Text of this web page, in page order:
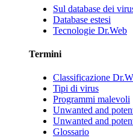
Sul database dei
Database estesi
Tecnologie Dr.Web
Termini
Classificazione
Tipi di virus
Programmi malevoli
Unwanted and
Unwanted and
Glossario